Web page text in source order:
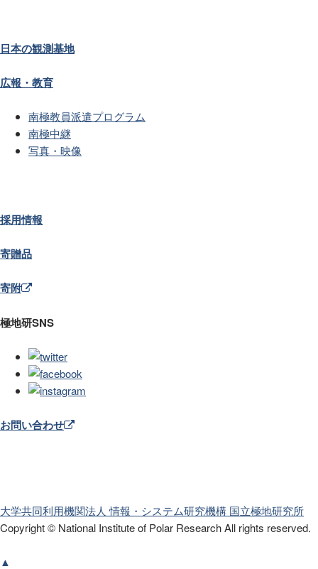
日本の観測基地
広報・教育
南極教員派遣プログラム
南極中継
写真・映像
採用情報
寄贈品
寄附
極地研SNS
お問い合わせ
大学共同利用機関法人 情報・システム研究機構 国立極地研究所
Copyright © National Institute of Polar ResearchAll rights reserved.
▲